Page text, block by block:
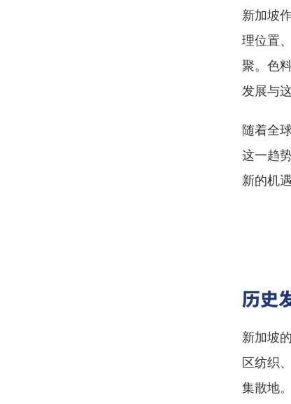
新加坡
理位置
聚。色
发展与
随着全
这一趋
新的机
历史
新加坡
区纺织
集散地